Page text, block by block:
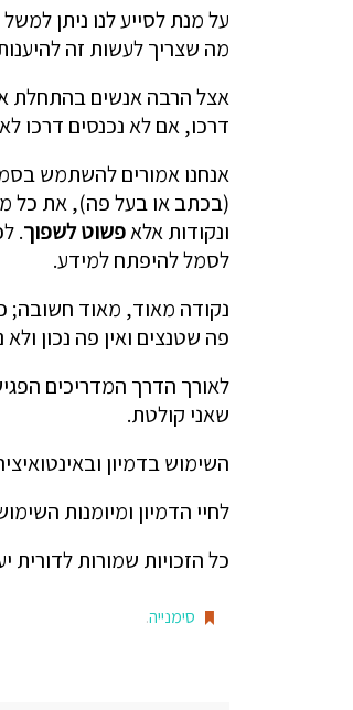
על מנת לסייע לנו ניתן
מה שצריך לעשות זה
אצל הרבה אנשים בהתחלת
דרכו, אם לא נכנסים דרכו
אנחנו אמורים להשתמש
(בכתב או בעל פה), את כל
ונקודות אלאפשוט לשפוך.
לסמל להיפתח למידע.
נקודה מאוד, מאוד חשובה;
פה שטנצים ואין פה נכון ולא
לאורך הדרך המדריכים
שאני קולטת.
השימוש בדמיון
לחיי הדמיון ומיומנות
כל הזכויות שמורות לדורית
סימנייה.